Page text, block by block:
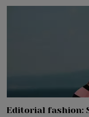
Editorial fashion: